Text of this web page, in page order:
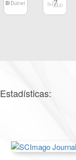
Estadísticas: